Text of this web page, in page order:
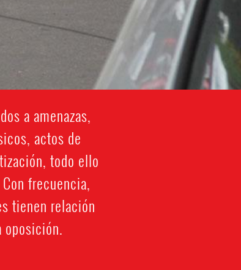
a amenazas,
actos de
todo ello
frecuencia,
tienen relación
oposición.